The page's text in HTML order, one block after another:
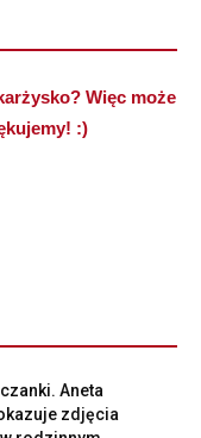
Więc może
:)
Aneta
zdjęcia